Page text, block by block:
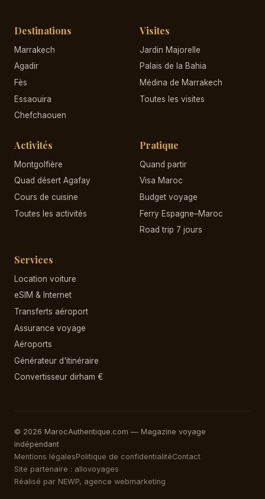
Destinations
Marrakech
Agadir
Fès
Essaouira
Chefchaouen
Visites
Jardin Majorelle
Palais de la Bahia
Médina de Marrakech
Toutes les visites
Activités
Montgolfière
Quad désert Agafay
Cours de cuisine
Toutes les activités
Pratique
Quand partir
Visa Maroc
Budget voyage
Ferry Espagne–Maroc
Road trip 7 jours
Services
Location voiture
eSIM & Internet
Transferts aéroport
Assurance voyage
Aéroports
Générateur d'itinéraire
Convertisseur dirham €
© 2026 MarocAuthentique.com — Magazine voyage
indépendant
Mentions légalesPolitique de confidentialitéContact
Site partenaire : allovoyages
Réalisé par NEWP, agence webmarketing